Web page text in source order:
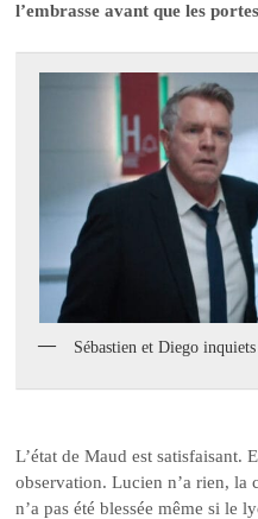
l’embrasse avant que les
Sébastien et Diego
L’état de Maud est satisfaisant.
observation. Lucien n’a rien, la
n’a pas été blessée même si le